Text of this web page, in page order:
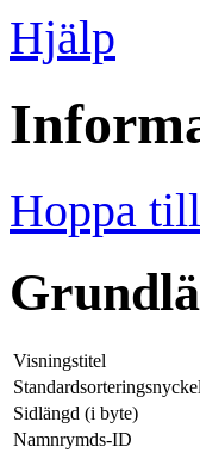
Hjälp
Hoppa
Visningstitel
Standardsorteringsnyckel
Sidlängd (i byte)
Namnrymds-ID